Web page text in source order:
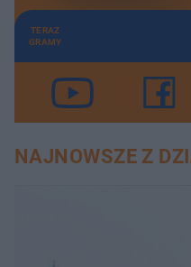
TERAZ
GRAMY
NAJNOWSZE Z